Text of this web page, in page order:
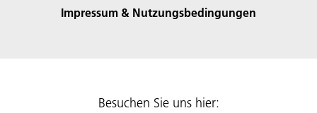
Impressum & Nutzungsbedingungen
Besuchen Sie uns hier: